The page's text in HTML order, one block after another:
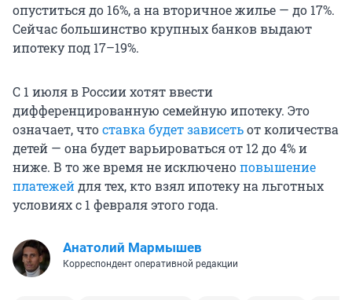
опуститься до 16%, а на вторичное жилье — до 17%.
Сейчас большинство крупных банков выдают
ипотеку под 17–19%.
С 1 июля в России хотят ввести
дифференцированную семейную ипотеку. Это
означает, чтоставка будет зависетьот количества
детей — она будет варьироваться от 12 до 4% и
ниже. В то же время не исключеноповышение
платежейдля тех, кто взял ипотеку на льготных
условиях с 1 февраля этого года.
Анатолий Мармышев
Корреспондент оперативной редакции